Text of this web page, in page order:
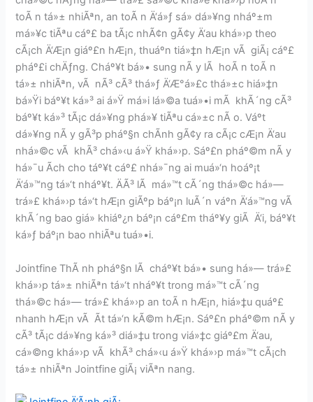
toÃ n tá»± nhiÃªn, an toÃ n Ä‘á»ƒ sá»­ dá»¥ng nháº±m
má»¥c tiÃªu cáº£ ba tÃ¡c nhÃ¢n gÃ¢y Ä‘au khá»›p theo
cÃ¡ch Ä‘Æ¡n giáº£n hÆ¡n, thuáº­n tiá»‡n hÆ¡n vÃ giÃ¡ cáº£
pháº£i chÄƒng. Cháº¥t bá»• sung nÃ y lÃ hoÃ n toÃ n
tá»± nhiÃªn, vÃ nÃ³ cÃ³ thá»ƒ Ä‘Æ°á»£c thá»±c hiá»‡n
bá»Ÿi báº¥t ká»³ ai á»Ÿ má»i lá»©a tuá»•i mÃ khÃ´ng cÃ³
báº¥t ká»³ tÃ¡c dá»¥ng phá»¥ tiÃªu cá»±c nÃ o. Váº­t
dá»¥ng nÃ y gÃ³p pháº§n chÃ­nh gÃ¢y ra cÃ¡c cÆ¡n Ä‘au
nhá»©c vÃ khÃ³ chá»‹u á»Ÿ khá»›p. Sáº£n pháº©m nÃ y
há»¯u Ã­ch cho táº¥t cáº£ nhá»¯ng ai muá»‘n hoáº¡t
Ä‘á»™ng tá»‘t nháº¥t. ÄÃ³ lÃ má»™t cÃ´ng thá»©c há»—
trá»£ khá»›p tá»‘t hÆ¡n giÃºp báº¡n luÃ´n váº­n Ä‘á»™ng vÃ
khÃ´ng bao giá» khiáº¿n báº¡n cáº£m tháº¥y giÃ Ä‘i, báº¥t
ká»ƒ báº¡n bao nhiÃªu tuá»•i.
Jointfine ThÃ nh pháº§n lÃ cháº¥t bá»• sung há»— trá»£
khá»›p tá»± nhiÃªn tá»‘t nháº¥t trong má»™t cÃ´ng
thá»©c há»— trá»£ khá»›p an toÃ n hÆ¡n, hiá»‡u quáº£
nhanh hÆ¡n vÃ Ã­t tá»‘n kÃ©m hÆ¡n. Sáº£n pháº©m nÃ y
cÃ³ tÃ¡c dá»¥ng ká»³ diá»‡u trong viá»‡c giáº£m Ä‘au,
cá»©ng khá»›p vÃ khÃ³ chá»‹u á»Ÿ khá»›p má»™t cÃ¡ch
tá»± nhiÃªn Jointfine giÃ¡ viÃªn nang.